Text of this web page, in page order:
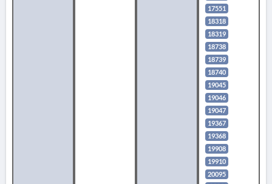
17551
18318
18319
18738
18739
18740
19045
19046
19047
19367
19368
19908
19910
20095